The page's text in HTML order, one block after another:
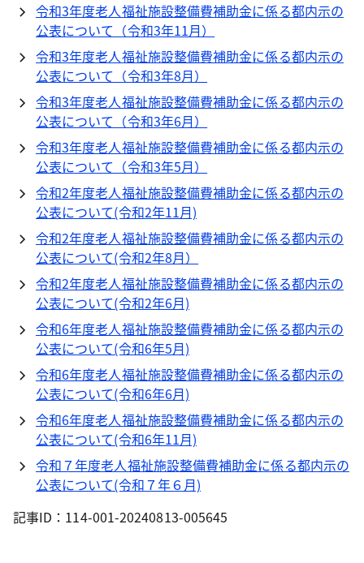
令和3年度老人福祉施設整備費補助金に係る都内示の
公表について（令和3年11月）
令和3年度老人福祉施設整備費補助金に係る都内示の
公表について（令和3年8月）
令和3年度老人福祉施設整備費補助金に係る都内示の
公表について（令和3年6月）
令和3年度老人福祉施設整備費補助金に係る都内示の
公表について（令和3年5月）
令和2年度老人福祉施設整備費補助金に係る都内示の
公表について(令和2年11月)
令和2年度老人福祉施設整備費補助金に係る都内示の
公表について(令和2年8月）
令和2年度老人福祉施設整備費補助金に係る都内示の
公表について(令和2年6月)
令和6年度老人福祉施設整備費補助金に係る都内示の
公表について(令和6年5月)
令和6年度老人福祉施設整備費補助金に係る都内示の
公表について(令和6年6月)
令和6年度老人福祉施設整備費補助金に係る都内示の
公表について(令和6年11月)
令和７年度老人福祉施設整備費補助金に係る都内示の
公表について(令和７年６月)
記事ID：114-001-20240813-005645